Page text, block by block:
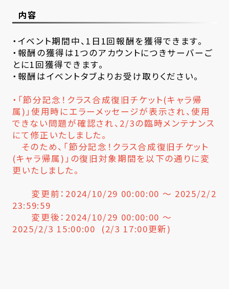
内容
・イベント期間中、1日1回報酬を獲得できます。
・報酬の獲得は1つのアカウントにつきサーバーご
とに1回獲得できます。
・報酬はイベントタブよりお受け取りください。
・「節分記念！クラス合成復旧チケット(キャラ帰
属)」使用時にエラーメッセージが表示され、使用
できない問題が確認され、2/3の臨時メンテナンス
にて修正いたしました。
そのため、「節分記念！クラス合成復旧チケット
(キャラ帰属)」の復旧対象期間を以下の通りに変
更いたしました。
変更前：2024/10/29 00:00:00 ～ 2025/2/2
23:59:59
変更後：2024/10/29 00:00:00 ～
2025/2/3 15:00:00 (2/3 17:00更新)